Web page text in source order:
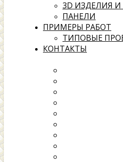
3D ИЗДЕЛИЯ
ПАНЕЛИ
ПРИМЕРЫ РАБОТ
ТИПОВЫЕ
КОНТАКТЫ